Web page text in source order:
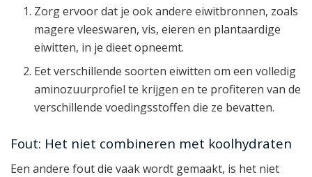
Zorg ervoor dat je ook andere eiwitbronnen, zoals
magere vleeswaren, vis, eieren en plantaardige
eiwitten, in je dieet opneemt.
Eet verschillende soorten eiwitten om een volledig
aminozuurprofiel te krijgen en te profiteren van de
verschillende voedingsstoffen die ze bevatten.
Fout: Het niet combineren met koolhydraten
Een andere fout die vaak wordt gemaakt, is het niet